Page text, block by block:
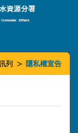
列 隱私權宣告